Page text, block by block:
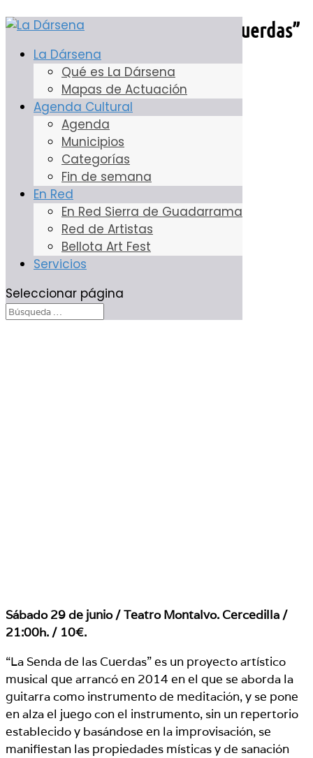
La Dársena
Qué es La Dársena
Mapas de Actuación
Agenda Cultural
Agenda
Municipios
Categorías
Fin de semana
En Red
En Red Sierra de Guadarrama
Red de Artistas
Bellota Art Fest
Servicios
Seleccionar página
Igor Gayarre: “La Senda de la Cuerdas”
25 Jun, 2019
Sábado 29 de junio / Teatro Montalvo. Cercedilla /
21:00h. / 10€.
“La Senda de las Cuerdas” es un proyecto artístico
musical que arrancó en 2014 en el que se aborda la
guitarra como instrumento de meditación, y se pone
en alza el juego con el instrumento, sin un repertorio
establecido y basándose en la improvisación, se
manifiestan las propiedades místicas y de sanación